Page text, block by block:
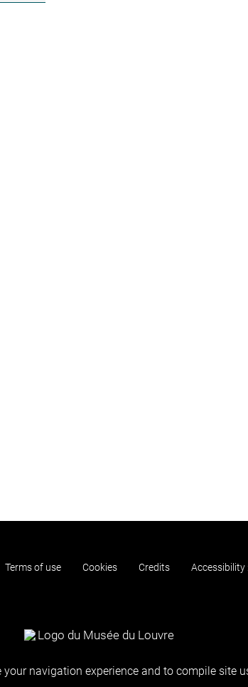
Terms of use Cookies Credits Accessibility
navigation experience and to compile site